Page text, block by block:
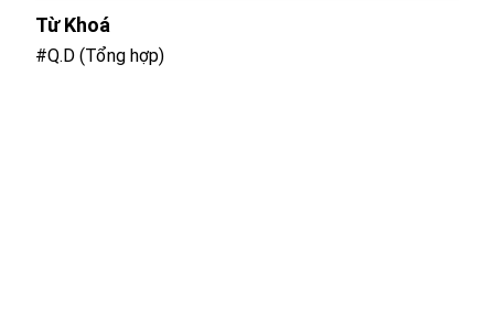
Từ Khoá
#Q.D (Tổng hợp)